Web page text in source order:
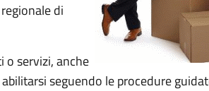
di
o servizi, anche
seguendo le procedure